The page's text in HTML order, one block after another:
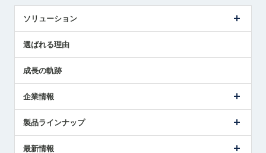
ソリューション
解決策提案
選ばれる理由
成長の軌跡
企業情報
ごあいさつ
製品ラインナップ
最新情報